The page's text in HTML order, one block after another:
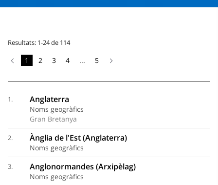
Resultats: 1-24 de 114
1 2 3 4 ... 5
1. Anglaterra
Noms geogràfics
Gran Bretanya
2. Ànglia de l'Est (Anglaterra)
Noms geogràfics
3. Anglonormandes (Arxipèlag)
Noms geogràfics